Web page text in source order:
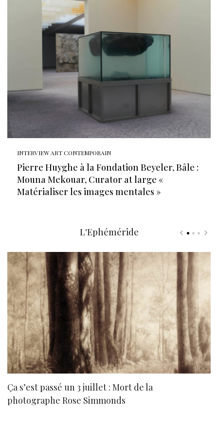
INTERVIEW ART CONTEMPORAIN
Pierre Huyghe à la Fondation Beyeler, Bâle :
Mouna Mekouar, Curator at large «
Matérialiser les images mentales »
L'Ephéméride
Ça s’est passé un 3 juillet : Mort de la
photographe Rose Simmonds